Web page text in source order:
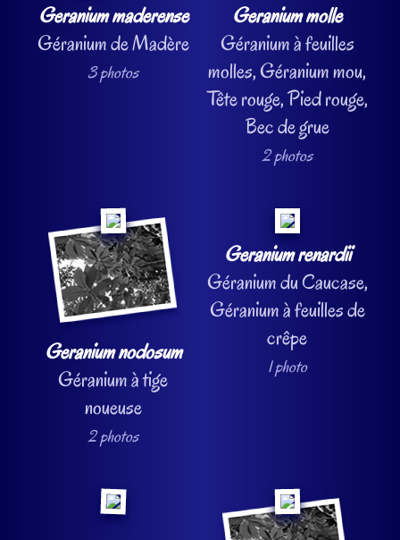
Geranium maderense
Géranium de Madère
3 photos
Geranium molle
Géranium à feuilles
molles, Géranium mou,
Tête rouge, Pied rouge,
Bec de grue
2 photos
Geranium nodosum
Géranium à tige
noueuse
2 photos
Geranium renardii
Géranium du Caucase,
Géranium à feuilles de
crêpe
1 photo